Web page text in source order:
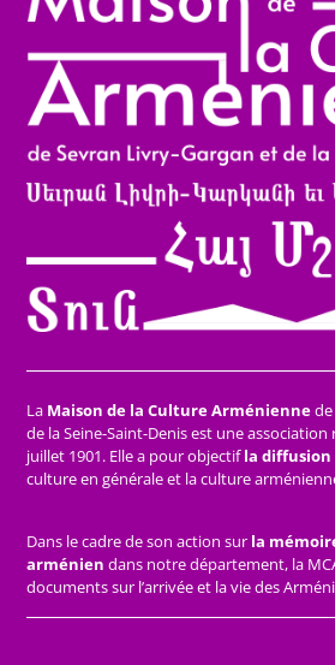
La Maison de la Culture Arménienne
de la Seine-Saint-Denis est une association
juillet 1901. Elle a pour objectifla diffusion
culture en générale et la culture
Dans le cadre de son action sur la
arménien dans notre département, la
documents sur l’arrivée et la vie des